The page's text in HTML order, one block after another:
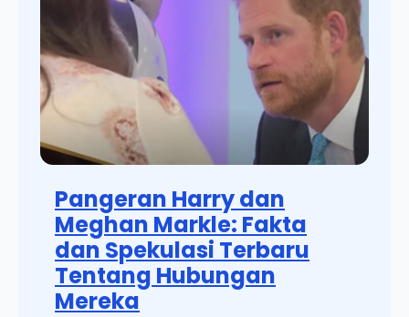
Pangeran Harry dan
Meghan Markle: Fakta
dan Spekulasi Terbaru
Tentang Hubungan
Mereka